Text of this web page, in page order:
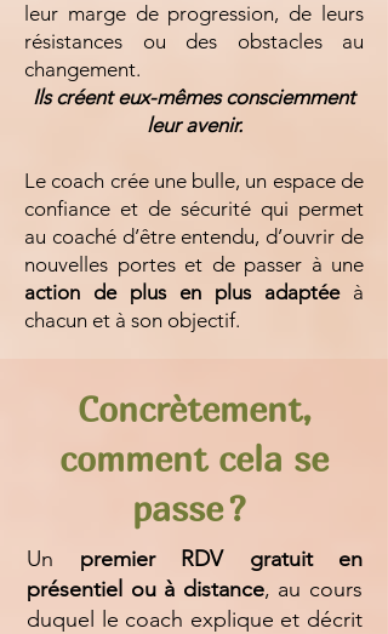
leur marge de progression, de leurs
résistances ou des obstacles au
changement.
Ils créent eux-mêmes consciemment
leur avenir.
Le coach crée une bulle, un espace de
confiance et de sécurité qui permet
au coaché d’être entendu, d’ouvrir de
nouvelles portes et de passer à une
action de plus en plus adaptée à
chacun et à son objectif.
Concrètement,
comment cela se
passe ?
Un premier RDV gratuit en
présentiel ou à distance, au cours
duquel le coach explique et décrit